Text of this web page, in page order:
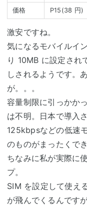
価格 P15(38 円)
激安ですね。
気になるモバイルイ
り 10MB に設定され
しされるようです。
が。。。
容量制限に引っかか
は不明。日本で導入
125kbpsなどの低速
のものがまったくで
ちなみに私が実際に
プ。
SIM を設定して使え
が飛んでくるんです